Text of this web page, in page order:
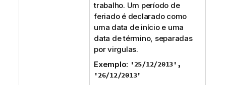
trabalho. Um período de
feriado é declarado como
uma data de início e uma
data de término, separadas
por virgulas.
Exemplo: '25/12/2013',
'26/12/2013'